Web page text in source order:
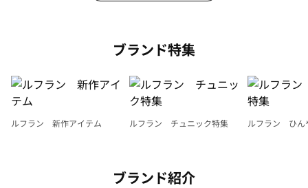
ブランド特集
ルフラン 新作アイテム ルフラン チュニック特集 ルフラン ひん
ブランド紹介